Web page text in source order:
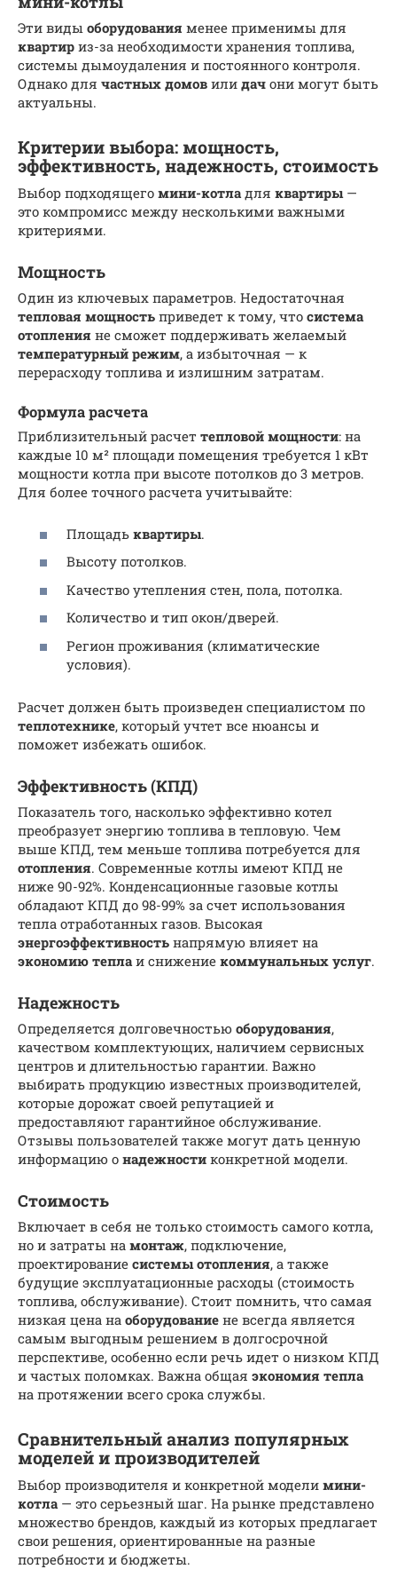
Эти виды оборудования менее применимы для
квартир из-за необходимости хранения топлива,
системы дымоудаления и постоянного контроля.
Однако для частных домов или дач они могут быть
актуальны.
Критерии выбора: мощность,
эффективность, надежность, стоимость
Выбор подходящего мини-котла для квартиры —
это компромисс между несколькими важными
критериями.
Мощность
Один из ключевых параметров. Недостаточная
тепловая мощность приведет к тому, что система
отопления не сможет поддерживать желаемый
температурный режим, а избыточная — к
перерасходу топлива и излишним затратам.
Формула расчета
Приблизительный расчет тепловой мощности: на
каждые 10 м² площади помещения требуется 1 кВт
мощности котла при высоте потолков до 3 метров.
Для более точного расчета учитывайте:
Площадь квартиры.
Высоту потолков.
Качество утепления стен, пола, потолка.
Количество и тип окон/дверей.
Регион проживания (климатические
условия).
Расчет должен быть произведен специалистом по
теплотехнике, который учтет все нюансы и
поможет избежать ошибок.
Эффективность (КПД)
Показатель того, насколько эффективно котел
преобразует энергию топлива в тепловую. Чем
выше КПД, тем меньше топлива потребуется для
отопления. Современные котлы имеют КПД не
ниже 90-92%. Конденсационные газовые котлы
обладают КПД до 98-99% за счет использования
тепла отработанных газов. Высокая
энергоэффективность напрямую влияет на
экономию тепла и снижение коммунальных услуг.
Надежность
Определяется долговечностью оборудования,
качеством комплектующих, наличием сервисных
центров и длительностью гарантии. Важно
выбирать продукцию известных производителей,
которые дорожат своей репутацией и
предоставляют гарантийное обслуживание.
Отзывы пользователей также могут дать ценную
информацию о надежности конкретной модели.
Стоимость
Включает в себя не только стоимость самого котла,
но и затраты на монтаж, подключение,
проектирование системы отопления, а также
будущие эксплуатационные расходы (стоимость
топлива, обслуживание). Стоит помнить, что самая
низкая цена на оборудование не всегда является
самым выгодным решением в долгосрочной
перспективе, особенно если речь идет о низком КПД
и частых поломках. Важна общая экономия тепла
на протяжении всего срока службы.
Сравнительный анализ популярных
моделей и производителей
Выбор производителя и конкретной модели мини-
котла — это серьезный шаг. На рынке представлено
множество брендов, каждый из которых предлагает
свои решения, ориентированные на разные
потребности и бюджеты.